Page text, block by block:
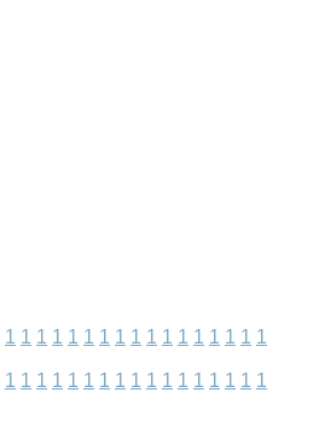
1 1 1 1 1 1 1 1 1 1 1 1 1 1 1 1 1
1 1 1 1 1 1 1 1 1 1 1 1 1 1 1 1 1